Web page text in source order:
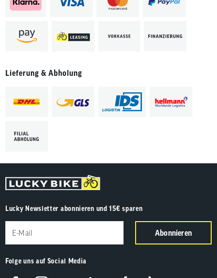
Lieferung & Abholung
Lucky Newsletter abonnieren und 15€ sparen
Abonnieren
Folge uns auf Social Media